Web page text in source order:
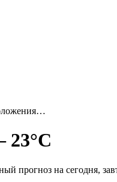
23°C
прогноз на сегодня,